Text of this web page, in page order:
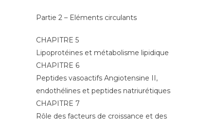
Partie 2 – Eléments circulants
CHAPITRE 5
Lipoprotéines et métabolisme lipidique
CHAPITRE 6
Peptides vasoactifs Angiotensine II,
endothélines et peptides natriurétiques
CHAPITRE 7
Rôle des facteurs de croissance et des